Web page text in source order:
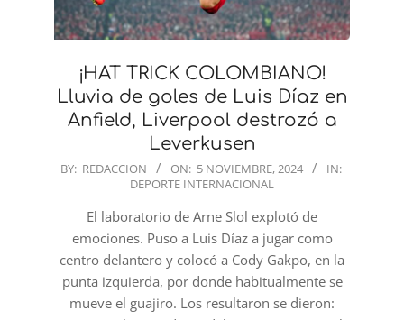
¡HAT TRICK COLOMBIANO!
Lluvia de goles de Luis Díaz en
Anfield, Liverpool destrozó a
Leverkusen
2024-
BY: REDACCION ON: 5 NOVIEMBRE, 2024
IN:
DEPORTE INTERNACIONAL
El laboratorio de Arne Slol explotó de
emociones. Puso a Luis Díaz a jugar como
centro delantero y colocó a Cody Gakpo, en la
punta izquierda, por donde habitualmente se
mueve el guajiro. Los resultaron se dieron: